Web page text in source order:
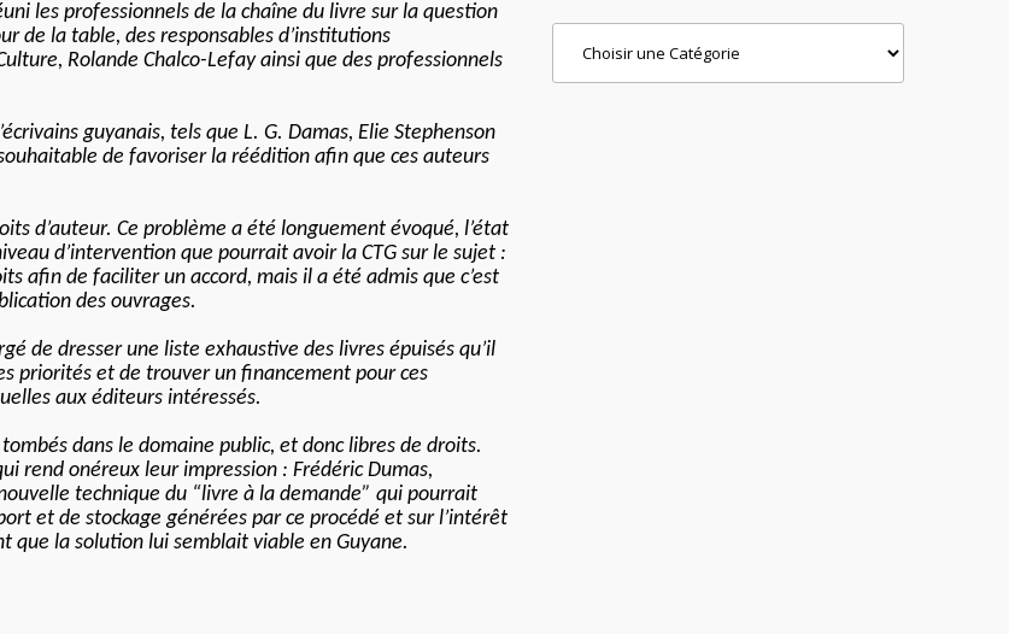
les professionnels de la chaîne du livre sur la question
de la table, des responsables d’institutions
Rolande Chalco-Lefay ainsi que des professionnels
guyanais, tels que L. G. Damas, Elie Stephenson
de favoriser la réédition afin que ces auteurs
d’auteur. Ce problème a été longuement évoqué, l’état
d’intervention que pourrait avoir la CTG sur le sujet :
afin de faciliter un accord, mais il a été admis que c’est
des ouvrages.
de dresser une liste exhaustive des livres épuisés qu’il
priorités et de trouver un financement pour ces
aux éditeurs intéressés.
dans le domaine public, et donc libres de droits.
rend onéreux leur impression : Frédéric Dumas,
technique du “livre à la demande” qui pourrait
et de stockage générées par ce procédé et sur l’intérêt
que la solution lui semblait viable en Guyane.